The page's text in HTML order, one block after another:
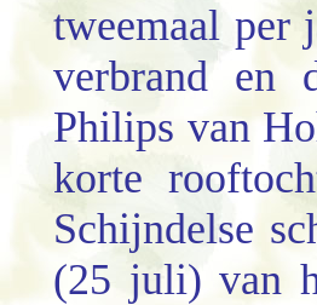
tweemaal per
verbrand en
Philips van
korte
Schijndelse
(25 juli) van